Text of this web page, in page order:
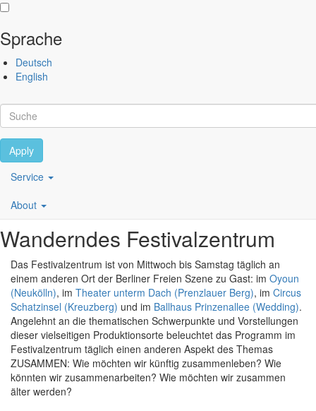
Direkt zum Inhalt
Performing
Arts
Berlin
Sprache
Deutsch
English
Apply
Main
navigation
DE
Service
About
Scroll
Festivalzentren
Wanderndes Festivalzentrum
Das Festivalzentrum ist von Mittwoch bis Samstag täglich an
einem anderen Ort der Berliner Freien Szene zu Gast: im Oyoun
(Neukölln), im Theater unterm Dach (Prenzlauer Berg), im Circus
Schatzinsel (Kreuzberg) und im Ballhaus Prinzenallee (Wedding).
Angelehnt an die thematischen Schwerpunkte und Vorstellungen
dieser vielseitigen Produktionsorte beleuchtet das Programm im
Festivalzentrum täglich einen anderen Aspekt des Themas
ZUSAMMEN: Wie möchten wir künftig zusammenleben? Wie
könnten wir zusammenarbeiten? Wie möchten wir zusammen
älter werden?